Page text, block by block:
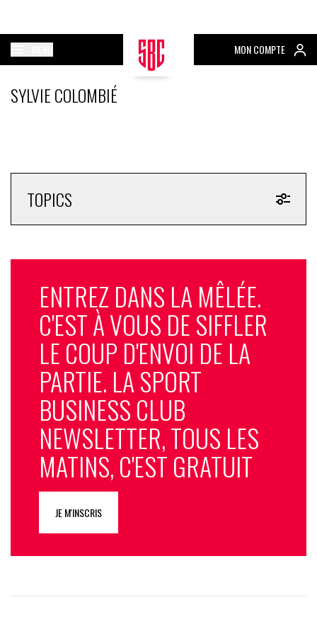
MON COMPTE
SYLVIE COLOMBIÉ
TOPICS
ENTREZ DANS LA MÊLÉE.
C'EST À VOUS DE SIFFLER
LE COUP D'ENVOI DE LA
PARTIE. LA SPORT
BUSINESS CLUB
NEWSLETTER, TOUS LES
MATINS, C'EST GRATUIT
JE M'INSCRIS